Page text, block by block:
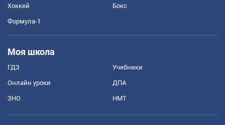
Хоккей Бокс
Формула-1
Моя школа
ГДЗ Учебники
Онлайн уроки ДПА
ЗНО НМТ